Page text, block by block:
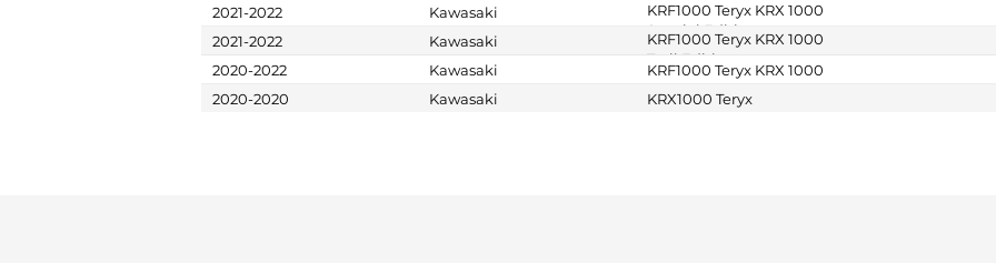
2021-2022 Kawasaki
KRF1000 Teryx KRX 1000
Special Edition
2021-2022
Kawasaki
KRF1000 Teryx KRX 1000
Trail Edition
2020-2022
Kawasaki KRF1000 Teryx KRX 1000
2020-2020
Kawasaki KRX1000 Teryx